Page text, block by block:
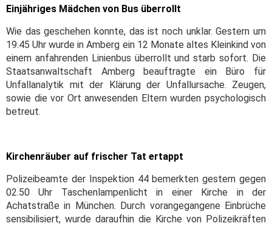
Einjähriges Mädchen von Bus überrollt
Wie das geschehen konnte, das ist noch unklar. Gestern um
19.45 Uhr wurde in Amberg ein 12 Monate altes Kleinkind von
einem anfahrenden Linienbus überrollt und starb sofort. Die
Staatsanwaltschaft Amberg beauftragte ein Büro für
Unfallanalytik mit der Klärung der Unfallursache. Zeugen,
sowie die vor Ort anwesenden Eltern wurden psychologisch
betreut.
Kirchenräuber auf frischer Tat ertappt
Polizeibeamte der Inspektion 44 bemerkten gestern gegen
02.50 Uhr Taschenlampenlicht in einer Kirche in der
Achatstraße in München. Durch vorangegangene Einbrüche
sensibilisiert, wurde daraufhin die Kirche von Polizeikräften